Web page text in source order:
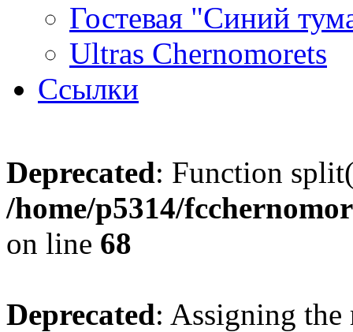
Гостевая "Синий
Ultras Chernomorets
Ссылки
Deprecated: Function
/home/p5314/
on line 68
Deprecated: Assigning the